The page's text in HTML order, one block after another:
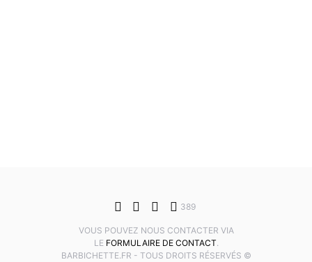
389
VOUS POUVEZ NOUS CONTACTER VIA
LE FORMULAIRE DE CONTACT.
BARBICHETTE.FR - TOUS DROITS RÉSERVÉS ©